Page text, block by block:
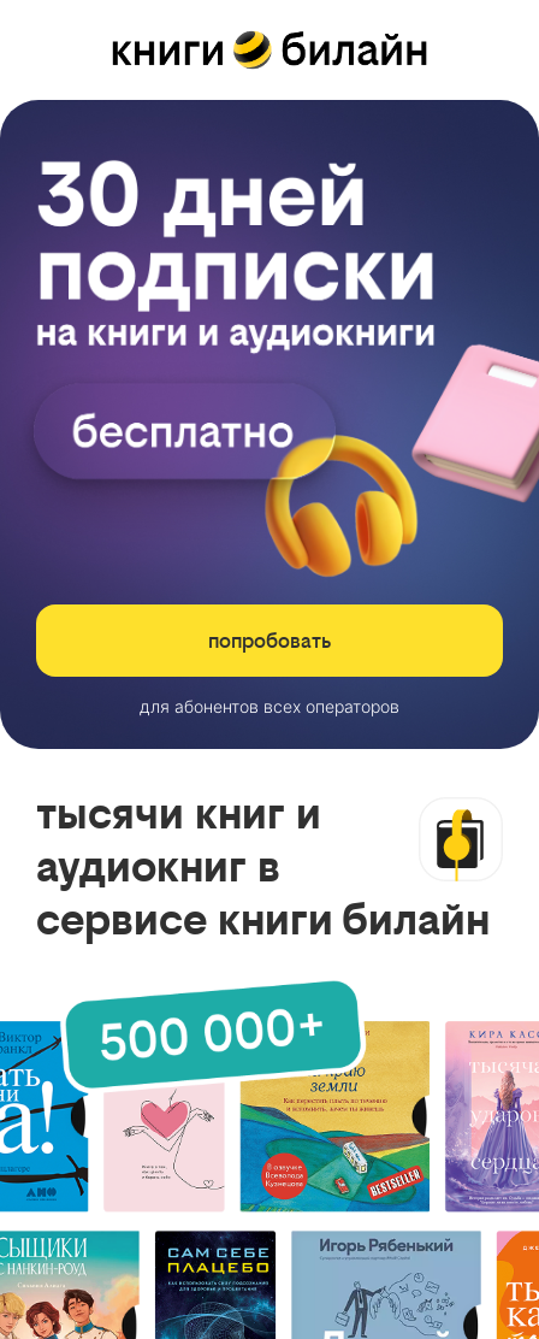
попробовать
для абонентов всех операторов
тысячи книг и
аудиокниг в
сервисе книги билайн